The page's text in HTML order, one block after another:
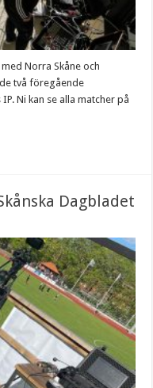
Norra Skåne och
två föregående
Ni kan se alla matcher på
Dagbladet